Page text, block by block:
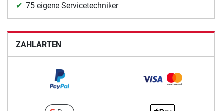
75 eigene Servicetechniker
ZAHLARTEN